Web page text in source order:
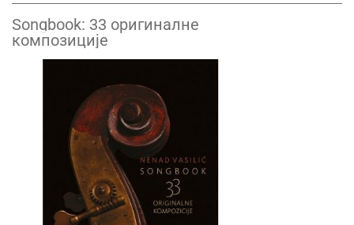
Songbook: 33 оригиналне
композиције